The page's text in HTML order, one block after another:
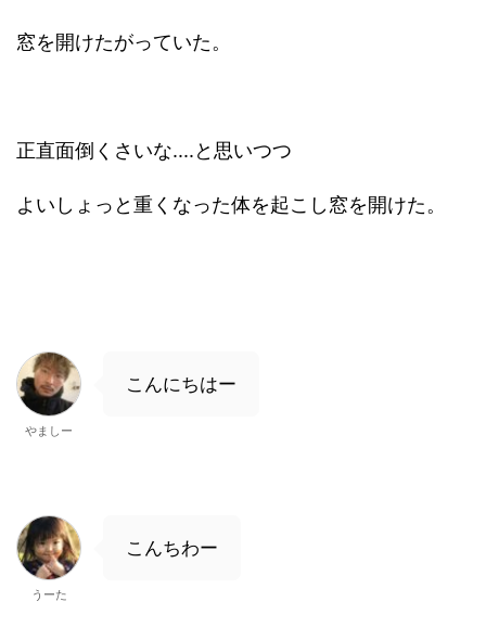
窓を開けたがっていた。
正直面倒くさいな....と思いつつ
よいしょっと重くなった体を起こし窓を開けた。
やましー
こんにちはー
うーた
こんちわー